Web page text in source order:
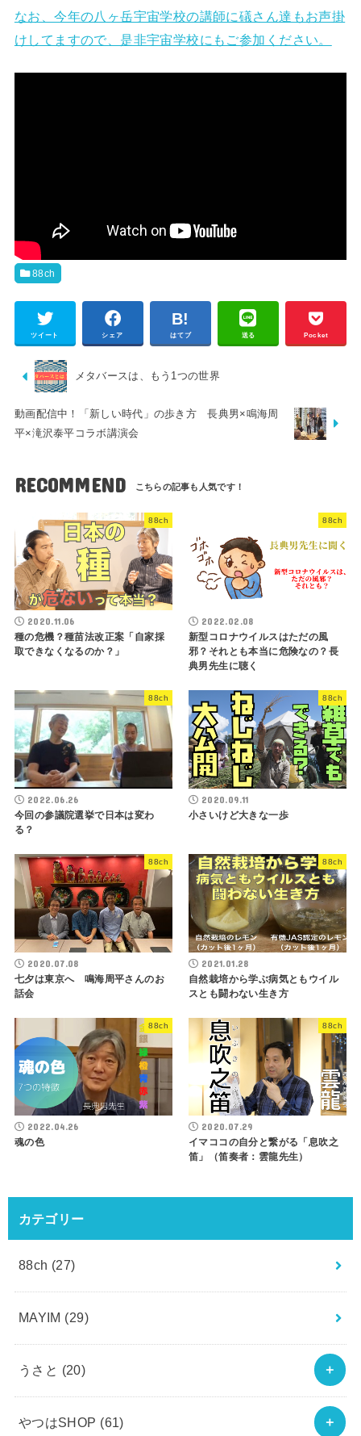
なお、今年の八ヶ岳宇宙学校の講師に礒さん達もお声掛
けしてますので、是非宇宙学校にもご参加ください。
88ch
ツイート シェア はてブ 送る Pocket
メタバースは、もう1つの世界
動画配信中！「新しい時代」の歩き方 長典男×鳴海周
平×滝沢泰平コラボ講演会
RECOMMEND
88ch
2020.11.06
種の危機？種苗法改正案「自家採
取できなくなるのか？」
88ch
2022.02.08
新型コロナウイルスはただの風
邪？それとも本当に危険なの？長
典男先生に聴く
88ch
2022.06.26
今回の参議院選挙で日本は変わ
る？
88ch
2020.09.11
小さいけど大きな一歩
88ch
2020.07.08
七夕は東京へ 鳴海周平さんのお
話会
88ch
2021.01.28
自然栽培から学ぶ病気ともウイル
スとも闘わない生き方
88ch
2022.04.26
魂の色
88ch
2020.07.29
イマココの自分と繋がる「息吹之
笛」（笛奏者：雲龍先生）
カテゴリー
88ch (27)
MAYIM (29)
うさと (20)
やつはSHOP (61)